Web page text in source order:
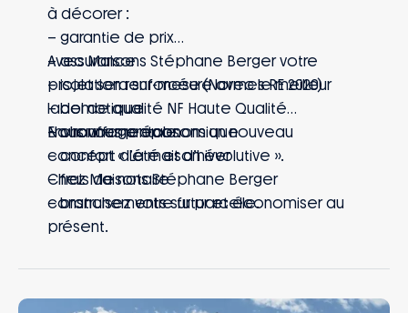
à décorer :
– garantie de prix
– assurance
– isolation renforcée (Normes RE 2020)
– domotique
– chauffage économique
– confort d’été et d’hiver
– frais de notaire
– branchements sur parcelle.
Avec Maisons Stéphane Berger votre
projet sera sur-mesure avec le meilleur
label de qualité NF Haute Qualité
Environnementale.
Nous vous proposons un nouveau
concept « La maison évolutive ».
Chez Maisons Stéphane Berger
construisez votre futur et économiser au
présent.